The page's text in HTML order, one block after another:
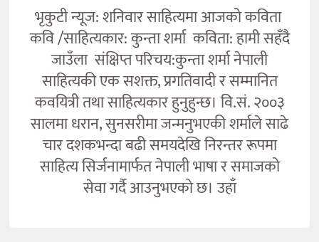
भृकुटी न्यूज: शनिवार साहित्यमा आजको कविता
कवि /साहित्यकार: कुन्ता शर्मा कविता: हामी सहँदै
जाउँला संक्षिप्त परिचय:कुन्ता शर्मा नेपाली
साहित्यकी एक सशक्त, प्रगतिवादी र सम्मानित
कवयित्री तथा साहित्यकार हुनुहुन्छ। वि.सं. २००३
सालमा धरान, सुनसरीमा जन्मनुभएकी शर्माले साढे
चार दशकभन्दा बढी समयदेखि निरन्तर रूपमा
साहित्य सिर्जनामार्फत नेपाली भाषा र समाजको
सेवा गर्दै आउनुभएको छ। उहाँ